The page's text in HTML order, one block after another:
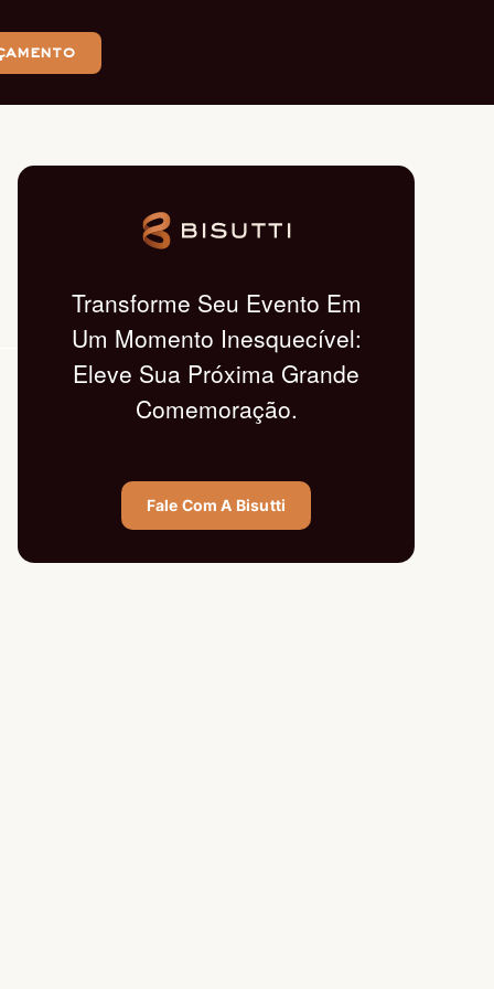
Transforme Seu Evento Em
Um Momento Inesquecível:
Eleve Sua Próxima Grande
Comemoração.
Fale Com A Bisutti